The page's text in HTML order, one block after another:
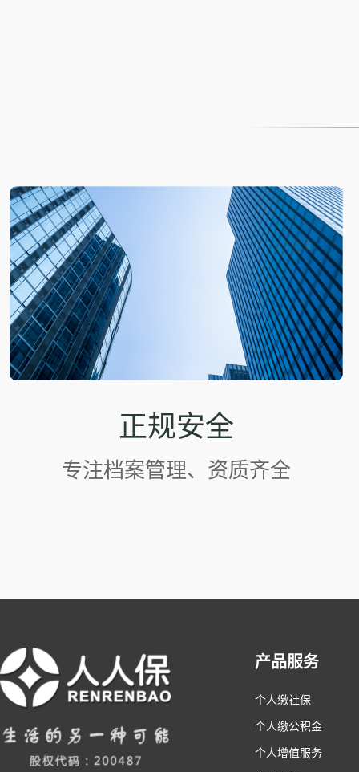
正规安全
专注档案管理、资质齐全
产品服务
个人缴社保
个人缴公积金
个人增值服务